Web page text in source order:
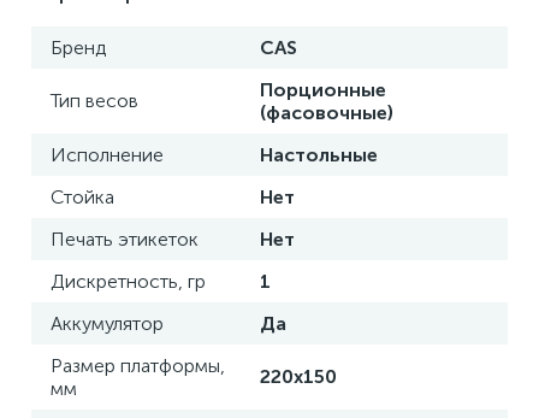
Бренд CAS
Тип весов
Порционные
(фасовочные)
Исполнение
Настольные
Стойка
Нет
Печать этикеток
Нет
Дискретность, гр
1
Аккумулятор
Да
Размер платформы,
мм
220х150